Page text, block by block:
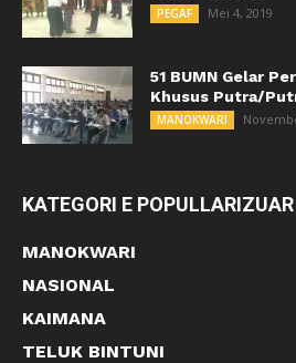
PEGAF Mei 4, 2019
51 BUMN Gelar
Khusus Putra/
MANOKWARI
KATEGORI E POPULLARIZUAR
MANOKWARI
NASIONAL
KAIMANA
TELUK BINTUNI